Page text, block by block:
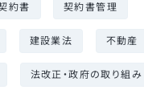
約書 契約書管理
建設業法 不動産
法改正・政府の取り組み